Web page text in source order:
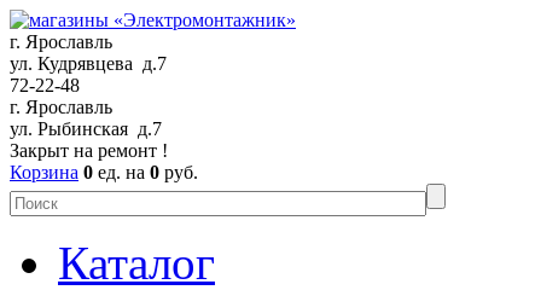
г. Ярославль
ул. Кудрявцева д.7
72-22-48
г. Ярославль
ул. Рыбинская д.7
Закрыт на ремонт !
Корзина 0 ед. на 0 руб.
Каталог